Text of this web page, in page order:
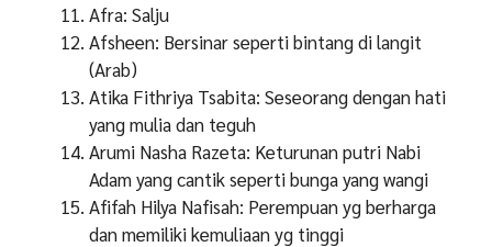
Afra: Salju
Afsheen: Bersinar seperti bintang di langit
(Arab)
Atika Fithriya Tsabita: Seseorang dengan hati
yang mulia dan teguh
Arumi Nasha Razeta: Keturunan putri Nabi
Adam yang cantik seperti bunga yang wangi
Afifah Hilya Nafisah: Perempuan yg berharga
dan memiliki kemuliaan yg tinggi